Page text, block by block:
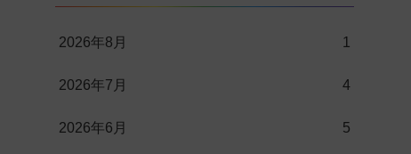
2026年8月 1
2026年7月 4
2026年6月 5